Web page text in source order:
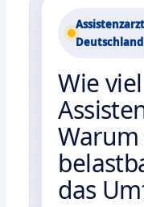
Deutschland
Wie
das